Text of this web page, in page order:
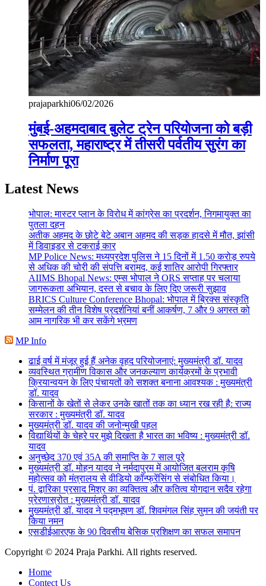
prajaparkhi06/02/2026
मुंबई-अहमदाबाद बुलेट ट्रेन परियोजना को बड़ी
सफलता, महाराष्ट्र में तीसरी पर्वतीय सुरंग का
निर्माण पूरा
Latest News
भोपाल: मास्टर प्लान के विरोध में कांग्रेस का प्रदर्शन, निगमायुक्त का
पुतला दहन
अतीक अहमद के छोटे बेटे अबान अहमद की सड़क हादसे में मौत, झांसी
में डिवाइडर से टकराई कार
MP Police News: मध्यप्रदेश पुलिस ने 15 दिनों में 1.50 करोड़ रुपये
से अधिक की चोरी की संपत्ति बरामद, कई शातिर आरोपी गिरफ्तार
AIIMS Bhopal News: एम्स भोपाल ने ORS सप्ताह पर चलाया
जागरूकता अभियान, दस्त से बचाव के लिए दिए जरूरी सुझाव
BRICS Culture Conference Bhopal: भोपाल में ब्रिक्स संस्कृति
सम्मेलन की तीन विशेष प्रदर्शनियां बनीं आकर्षण, 7 और 9 अगस्त को
आम नागरिक भी कर सकेंगे भ्रमण
MP Info
ढाई वर्ष में मंजूर हुई हैं अनेक वृहद परियोजनाएं: मुख्यमंत्री डॉ. यादव
व्यवस्थित ग्रामीण विकास और जनकल्याण कार्यक्रमों के प्रभावी
क्रियान्वयन के लिए पंचायतों को सशक्त बनाना आवश्यक : मुख्यमंत्री
डॉ. यादव
किसानों के खेतों से लेकर उनके खातों तक का ध्यान रख रही है: राज्य
सरकार : मुख्यमंत्री डॉ. यादव
मुख्यमंत्री डॉ. यादव की जनोन्मुखी पहल
विद्यार्थियों के चेहरे पर मुझे दिखता है भारत का भविष्य : मुख्यमंत्री डॉ.
यादव
अनुच्छेद 370 एवं 35A की समाप्ति के 7 साल पूरे
मुख्यमंत्री डॉ. मोहन यादव ने नर्मदापुरम में आयोजित बलराम कृषि
महोत्सव को मंत्रालय से वीडियो कॉन्फ्रेंसिंग से संबोधित किया।
पं. द्वारिका प्रसाद मिश्र का व्यक्तित्व और कतित्व योगदान सदैव रहेगा
प्रेरणास्रोत : मुख्यमंत्री डॉ. यादव
मुख्यमंत्री डॉ. यादव ने पद्मभूषण डॉ. शिवमंगल सिंह सुमन की जयंती पर
किया नमन
एसडीईआरएफ के 90 दिवसीय बेसिक प्रशिक्षण का सफल समापन
Copyright © 2024 Praja Parkhi. All rights reserved.
Home
Contect Us